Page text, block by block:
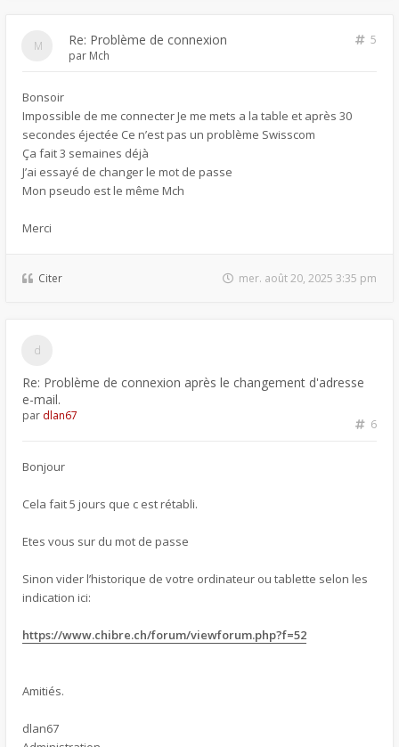
Re: Problème de connexion
5
par Mch
Bonsoir
Impossible de me connecter Je me mets a la table et après 30
secondes éjectée Ce n’est pas un problème Swisscom
Ça fait 3 semaines déjà
J’ai essayé de changer le mot de passe
Mon pseudo est le même Mch
Merci
Citer mer. août 20, 2025 3:35 pm
Re: Problème de connexion après le changement d'adresse
e-mail.
6
par dlan67
Bonjour
Cela fait 5 jours que c est rétabli.
Etes vous sur du mot de passe
Sinon vider l’historique de votre ordinateur ou tablette selon les
indication ici:
https://www.chibre.ch/forum/viewforum.php?f=52
Amitiés.
dlan67